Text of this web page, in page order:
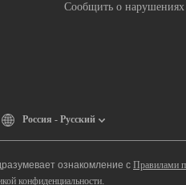
Сообщить о нарушениях
Россия - Русский
ознакомление с Правилами
конфиденциальности.